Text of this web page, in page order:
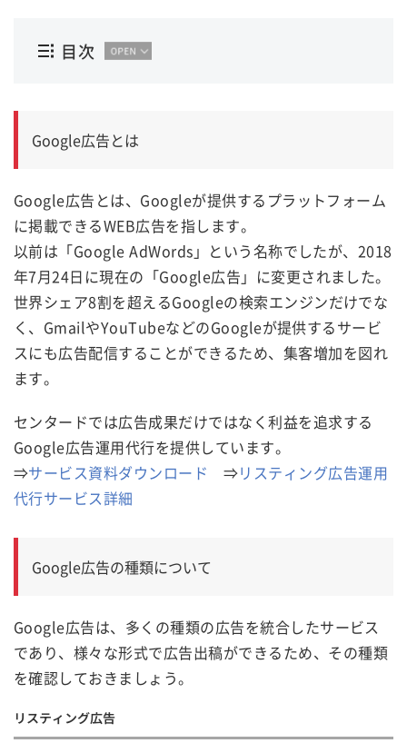
目次
Google広告とは
Google広告とは、Googleが提供するプラットフォーム
に掲載できるWEB広告を指します。
以前は「Google AdWords」という名称でしたが、2018
年7月24日に現在の「Google広告」に変更されました。
世界シェア8割を超えるGoogleの検索エンジンだけでな
く、GmailやYouTubeなどのGoogleが提供するサービ
スにも広告配信することができるため、集客増加を図れ
ます。
センタードでは広告成果だけではなく利益を追求する
Google広告運用代行を提供しています。
⇒サービス資料ダウンロード ⇒リスティング広告運用
代行サービス詳細
Google広告の種類について
Google広告は、多くの種類の広告を統合したサービス
であり、様々な形式で広告出稿ができるため、その種類
を確認しておきましょう。
リスティング広告